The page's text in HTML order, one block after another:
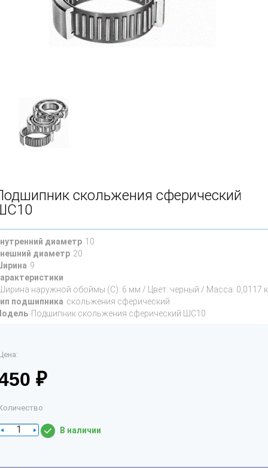
скольжения сферический
диаметр 10
диаметр 20
9
наружной обоймы (C): 6 мм / Цвет: черный / Масса: 0,0117
подшипника скольжения сферический
Подшипник скольжения сферический ШС10
₽
В наличии